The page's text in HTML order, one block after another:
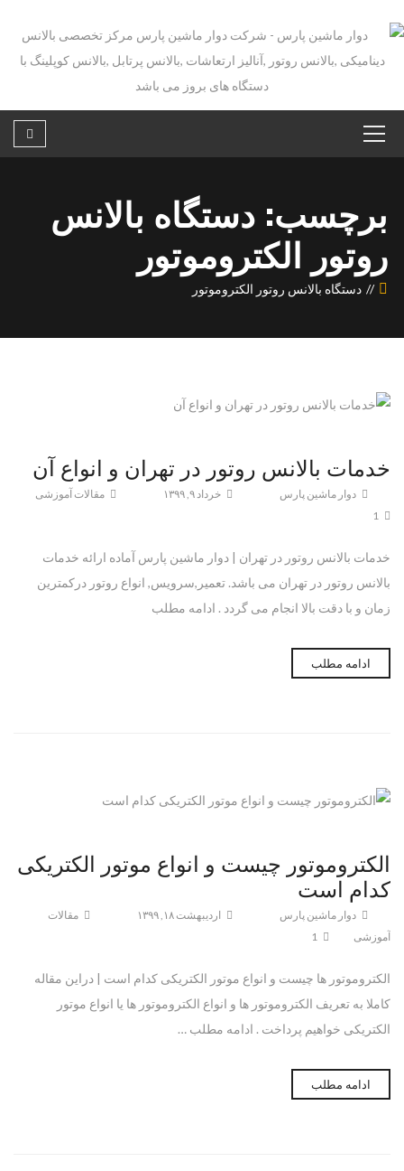
برچسب: دستگاه بالانس
روتور الکتروموتور
دستگاه بالانس روتور الکتروموتور
خدمات بالانس روتور در تهران و انواع آن
دوار ماشین پارس خرداد ۹, ۱۳۹۹
مقالات آموزشی
خدمات بالانس روتور در تهران | دوار ماشین پارس آماده ارائه خدمات
بالانس روتور در تهران می باشد. تعمیر,سرویس, انواع روتور درکمترین
زمان و با دقت بالا انجام می گردد . ادامه مطلب
ادامه مطلب
الکتروموتور چیست و انواع موتور الکتریکی
کدام است
دوار ماشین پارس اردیبهشت ۱۸, ۱۳۹۹
مقالات
آموزشی
الکتروموتور ها چیست و انواع موتور الکتریکی کدام است | دراین مقاله
کاملا به تعریف الکتروموتور ها و انواع الکتروموتور ها یا انواع موتور
الکتریکی خواهیم پرداخت . ادامه مطلب …
ادامه مطلب